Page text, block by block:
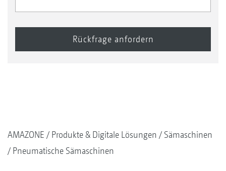
AMAZONE Produkte & Digitale Lösungen
Sämaschinen
Pneumatische Sämaschinen